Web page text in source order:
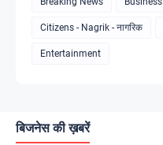
Citizens - Nagrik - नागरिक
Entertainment
बिजनेस की ख़बरें